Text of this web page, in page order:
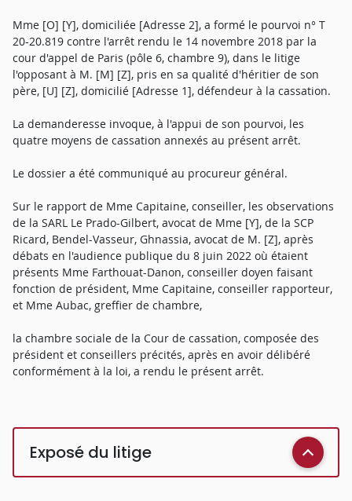
Mme [O] [Y], domiciliée [Adresse 2], a formé le pourvoi n° T
20-20.819 contre l'arrêt rendu le 14 novembre 2018 par la
cour d'appel de Paris (pôle 6, chambre 9), dans le litige
l'opposant à M. [M] [Z], pris en sa qualité d'héritier de son
père, [U] [Z], domicilié [Adresse 1], défendeur à la cassation.
La demanderesse invoque, à l'appui de son pourvoi, les
quatre moyens de cassation annexés au présent arrêt.
Le dossier a été communiqué au procureur général.
Sur le rapport de Mme Capitaine, conseiller, les observations
de la SARL Le Prado-Gilbert, avocat de Mme [Y], de la SCP
Ricard, Bendel-Vasseur, Ghnassia, avocat de M. [Z], après
débats en l'audience publique du 8 juin 2022 où étaient
présents Mme Farthouat-Danon, conseiller doyen faisant
fonction de président, Mme Capitaine, conseiller rapporteur,
et Mme Aubac, greffier de chambre,
la chambre sociale de la Cour de cassation, composée des
président et conseillers précités, après en avoir délibéré
conformément à la loi, a rendu le présent arrêt.
Exposé du litige